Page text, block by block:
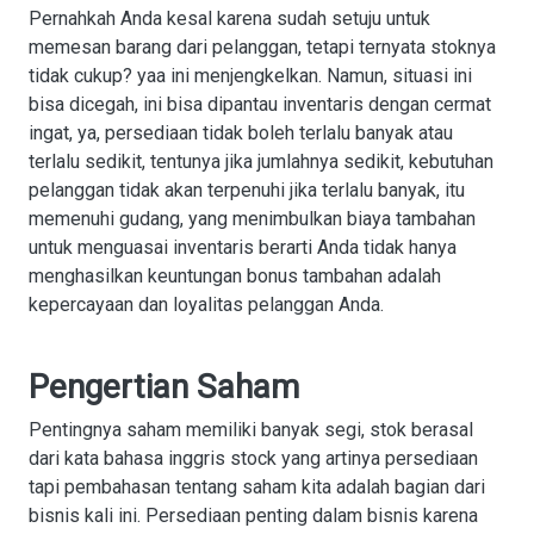
Pernahkah Anda kesal karena sudah setuju untuk
memesan barang dari pelanggan, tetapi ternyata stoknya
tidak cukup? yaa ini menjengkelkan. Namun, situasi ini
bisa dicegah, ini bisa dipantau inventaris dengan cermat
ingat, ya, persediaan tidak boleh terlalu banyak atau
terlalu sedikit, tentunya jika jumlahnya sedikit, kebutuhan
pelanggan tidak akan terpenuhi jika terlalu banyak, itu
memenuhi gudang, yang menimbulkan biaya tambahan
untuk menguasai inventaris berarti Anda tidak hanya
menghasilkan keuntungan bonus tambahan adalah
kepercayaan dan loyalitas pelanggan Anda.
Pengertian Saham
Pentingnya saham memiliki banyak segi, stok berasal
dari kata bahasa inggris stock yang artinya persediaan
tapi pembahasan tentang saham kita adalah bagian dari
bisnis kali ini. Persediaan penting dalam bisnis karena